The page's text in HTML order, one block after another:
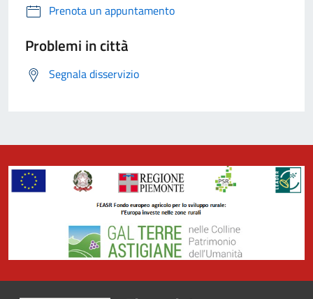
Prenota un appuntamento
Problemi in città
Segnala disservizio